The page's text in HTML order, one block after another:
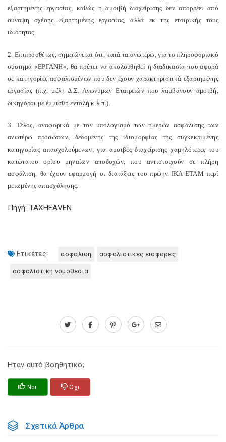
εξαρτημένης εργασίας, καθώς η αμοιβή διαχείρισης δεν απορρέει από
σύναψη σχέσης εξαρτημένης εργασίας, αλλά εκ της εταιρικής τους
ιδιότητας.
2. Επιπροσθέτως, σημειώνεται ότι, κατά τα ανωτέρω, για το πληροφοριακό
σύστημα «ΕΡΓΑΝΗ», θα πρέπει να ακολουθηθεί η διαδικασία που αφορά
σε κατηγορίες ασφαλισμένων που δεν έχουν χαρακτηριστικά εξαρτημένης
εργασίας (π.χ. μέλη Δ.Σ. Ανωνύμων Εταιρειών που λαμβάνουν αμοιβή,
δικηγόροι με έμμισθη εντολή κ.λ.π.).
3. Τέλος, αναφορικά με τον υπολογισμό των ημερών ασφάλισης των
ανωτέρω προσώπων, δεδομένης της ιδιομορφίας της συγκεκριμένης
κατηγορίας απασχολούμενων, για αμοιβές διαχείρισης χαμηλότερες του
κατώτατου ορίου μηναίων αποδοχών, που αντιστοιχούν σε πλήρη
ασφάλιση, θα έχουν εφαρμογή οι διατάξεις του πρώην ΙΚΑ-ΕΤΑΜ περί
μειωμένης απασχόλησης.
Πηγή: TAXHEAVEN
Ετικέτες: ασφαλιση ασφαλιστικες εισφορες
ασφαλιστικη νομοθεσια
Ηταν αυτό βοηθητικό;
Ναι Οχι
Σχετικά Άρθρα